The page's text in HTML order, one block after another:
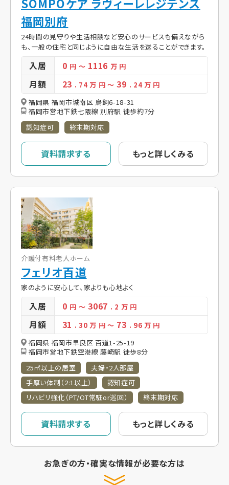
福岡別府
24時間の見守りや生活相談など安心のサービスも備えながら
も、一般の住宅と同じように自由な生活を送ることができます。
入居 0 円 ～ 1116 万 円
月額 23 . 74万 円 ～ 39 . 24万 円
福岡県 福岡市城南区 鳥飼6-18-31
福岡市営地下鉄七隈線 別府駅 徒歩約7分
認知症可
終末期対応
資料請求する もっと詳しくみる
介護付有料老人ホーム
フェリオ百道
家のように安心して、家よりも心地よく
入居 0 円 ～ 3067 . 2 万 円
月額 31 . 30万 円 ～ 73 . 96 万 円
福岡県 福岡市早良区 百道1-25-19
福岡市営地下鉄空港線 藤崎駅 徒歩8分
25㎡以上の居室
夫婦・2人部屋
手厚い体制（2:1以上）
認知症可
リハビリ強化（PT/OT常駐or巡回）
終末期対応
資料請求する もっと詳しくみる
お急ぎの方・確実な情報が必要な方は